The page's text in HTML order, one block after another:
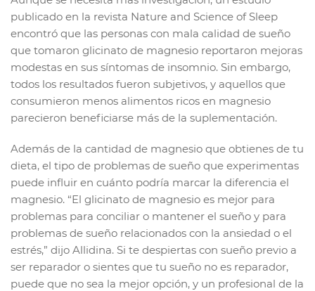
publicado en la revista Nature and Science of Sleep
encontró que las personas con mala calidad de sueño
que tomaron glicinato de magnesio reportaron mejoras
modestas en sus síntomas de insomnio. Sin embargo,
todos los resultados fueron subjetivos, y aquellos que
consumieron menos alimentos ricos en magnesio
parecieron beneficiarse más de la suplementación.
Además de la cantidad de magnesio que obtienes de tu
dieta, el tipo de problemas de sueño que experimentas
puede influir en cuánto podría marcar la diferencia el
magnesio. “El glicinato de magnesio es mejor para
problemas para conciliar o mantener el sueño y para
problemas de sueño relacionados con la ansiedad o el
estrés,” dijo Allidina. Si te despiertas con sueño previo a
ser reparador o sientes que tu sueño no es reparador,
puede que no sea la mejor opción, y un profesional de la